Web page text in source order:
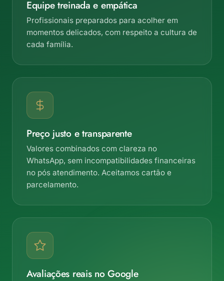
Equipe treinada e empática
Profissionais preparados para acolher em
momentos delicados, com respeito a cultura de
cada família.
Preço justo e transparente
Valores combinados com clareza no
WhatsApp, sem incompatibilidades financeiras
no pós atendimento. Aceitamos cartão e
parcelamento.
Avaliações reais no Google